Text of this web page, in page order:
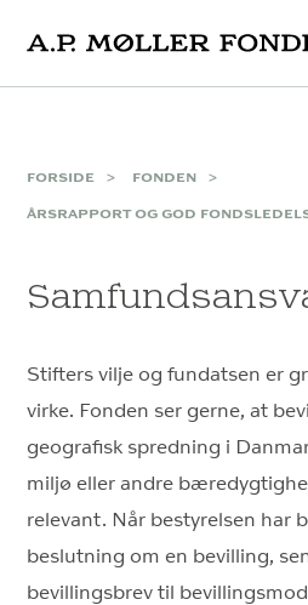
Skip
FORSIDE FONDEN
ÅRSRAPPORT OG GOD
Stifters vilje og fundatsen er
virke. Fonden ser gerne, at
geografisk spredning i
miljø eller andre
relevant. Når bestyrelsen har
beslutning om en bevilling,
bevillingsbrev til